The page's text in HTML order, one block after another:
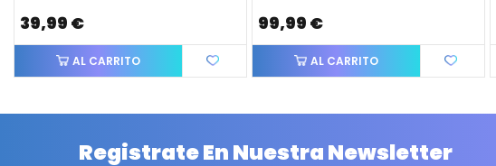
39,99 €
AL CARRITO
99,99 €
AL CARRITO
Registrate En Nuestra Newsletter